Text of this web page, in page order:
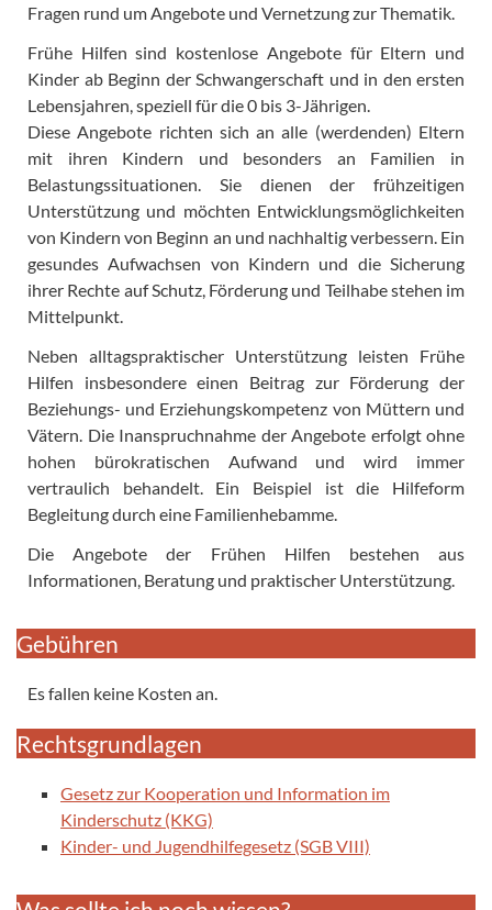
Fragen rund um Angebote und Vernetzung zur Thematik.
Frühe Hilfen sind kostenlose Angebote für Eltern und
Kinder ab Beginn der Schwangerschaft und in den ersten
Lebensjahren, speziell für die 0 bis 3-Jährigen.
Diese Angebote richten sich an alle (werdenden) Eltern
mit ihren Kindern und besonders an Familien in
Belastungssituationen. Sie dienen der frühzeitigen
Unterstützung und möchten Entwicklungsmöglichkeiten
von Kindern von Beginn an und nachhaltig verbessern. Ein
gesundes Aufwachsen von Kindern und die Sicherung
ihrer Rechte auf Schutz, Förderung und Teilhabe stehen im
Mittelpunkt.
Neben alltagspraktischer Unterstützung leisten Frühe
Hilfen insbesondere einen Beitrag zur Förderung der
Beziehungs- und Erziehungskompetenz von Müttern und
Vätern. Die Inanspruchnahme der Angebote erfolgt ohne
hohen bürokratischen Aufwand und wird immer
vertraulich behandelt. Ein Beispiel ist die Hilfeform
Begleitung durch eine Familienhebamme.
Die Angebote der Frühen Hilfen bestehen aus
Informationen, Beratung und praktischer Unterstützung.
Gebühren
Es fallen keine Kosten an.
Rechtsgrundlagen
Gesetz zur Kooperation und Information im
Kinderschutz (KKG)
Kinder- und Jugendhilfegesetz (SGB VIII)